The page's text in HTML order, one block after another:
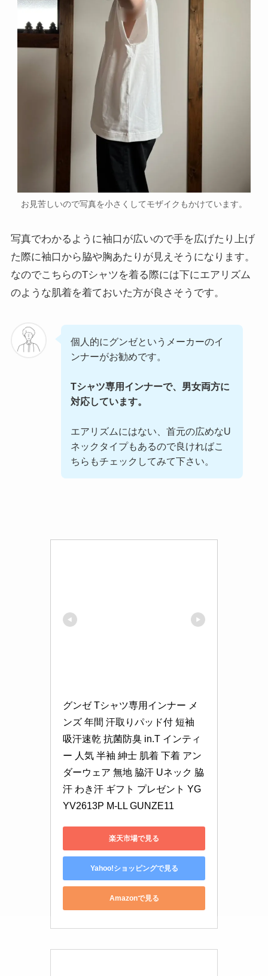
お見苦しいので写真を小さくしてモザイクもかけています。
写真でわかるように袖口が広いので手を広げたり上げ
た際に袖口から脇や胸あたりが見えそうになります。
なのでこちらのTシャツを着る際には下にエアリズム
のような肌着を着ておいた方が良さそうです。
個人的にグンゼというメーカーのイ
ンナーがお勧めです。
Tシャツ専用インナーで、男女両方に
対応しています。
エアリズムにはない、首元の広めなU
ネックタイプもあるので良ければこ
ちらもチェックしてみて下さい。
グンゼ Tシャツ専用インナー メ
ンズ 年間 汗取りパッド付 短袖
吸汗速乾 抗菌防臭 in.T インティ
ー 人気 半袖 紳士 肌着 下着 アン
ダーウェア 無地 脇汗 Uネック 脇
汗 わき汗 ギフト プレゼント YG
YV2613P M-LL GUNZE11
楽天市場で見る
Yahoo!ショッピングで見る
Amazonで見る